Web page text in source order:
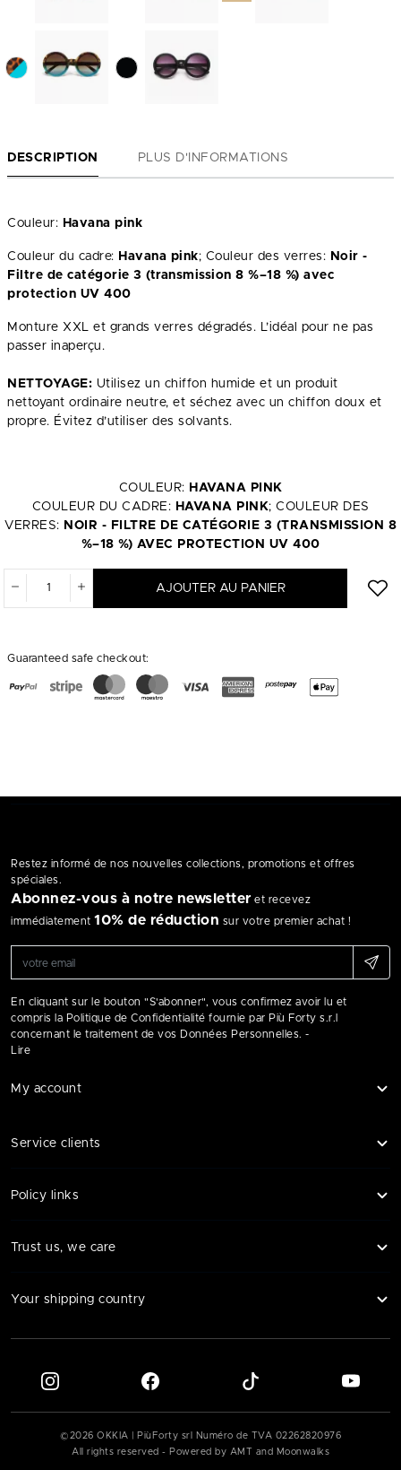
DESCRIPTION PLUS D'INFORMATIONS
Couleur: Havana pink
Couleur du cadre: Havana pink; Couleur des verres: Noir -
Filtre de catégorie 3 (transmission 8 %–18 %) avec
protection UV 400
Monture XXL et grands verres dégradés. L’idéal pour ne pas
passer inaperçu.
NETTOYAGE: Utilisez un chiffon humide et un produit
nettoyant ordinaire neutre, et séchez avec un chiffon doux et
propre. Évitez d’utiliser des solvants.
COULEUR: HAVANA PINK
COULEUR DU CADRE: HAVANA PINK; COULEUR DES
VERRES: NOIR - FILTRE DE CATÉGORIE 3 (TRANSMISSION 8
%–18 %) AVEC PROTECTION UV 400
AJOUTER AU PANIER
Guaranteed safe checkout:
Restez informé de nos nouvelles collections, promotions et offres
spéciales.
Abonnez-vous à notre newsletter et recevez
immédiatement 10% de réduction sur votre premier achat !
En cliquant sur le bouton "S'abonner", vous confirmez avoir lu et
compris la Politique de Confidentialité fournie par Più Forty s.r.l
concernant le traitement de vos Données Personnelles. -
Lire
My account
Service clients
Policy links
Trust us, we care
Your shipping country
© 2026 OKKIA | PiùForty srl Numéro de TVA 02262820976
All rights reserved - Powered by AMT and Moonwalks